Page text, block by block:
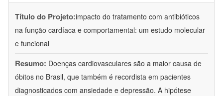
Título do Projeto:impacto do tratamento com antibióticos
na função cardíaca e comportamental: um estudo molecular
e funcional
Resumo: Doenças cardiovasculares são a maior causa de
óbitos no Brasil, que também é recordista em pacientes
diagnosticados com ansiedade e depressão. A hipótese